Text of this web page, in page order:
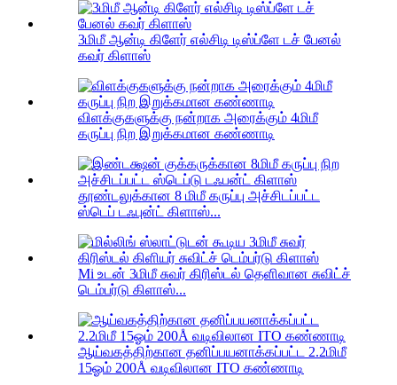
3மிமீ ஆன்டி கிளேர் எல்சிடி டிஸ்ப்ளே டச் பேனல்
கவர் கிளாஸ்
விளக்குகளுக்கு நன்றாக அரைக்கும் 4மிமீ
கருப்பு நிற இறுக்கமான கண்ணாடி
தூண்டலுக்கான 8 மிமீ கருப்பு அச்சிடப்பட்ட
ஸ்டெப் டஃபுன்ட் கிளாஸ்...
Mi உடன் 3மிமீ சுவர் கிரிஸ்டல் தெளிவான சுவிட்ச்
டெம்பர்டு கிளாஸ்...
ஆய்வகத்திற்கான தனிப்பயனாக்கப்பட்ட 2.2மிமீ
15ஓம் 200Å வடிவிலான ITO கண்ணாடி